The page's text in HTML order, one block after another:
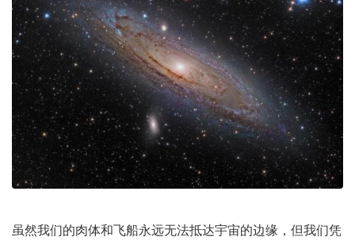
虽然我们的肉体和飞船永远无法抵达宇宙的边缘，但我们凭